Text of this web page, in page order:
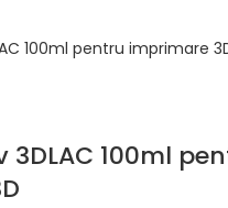
3DLAC 100ml